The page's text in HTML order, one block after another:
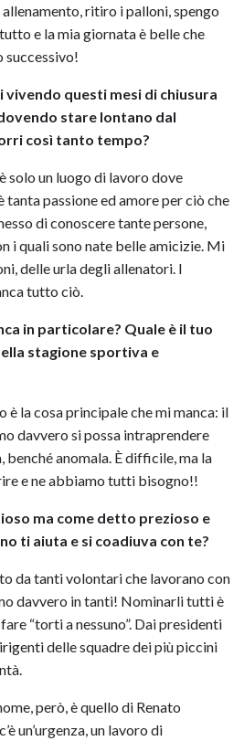
ritiro i palloni, spengo
e la mia giornata è belle che
successivo!
vivendo questi mesi di chiusura
stare lontano dal
così tanto tempo?
solo un luogo di lavoro dove
tanta passione ed amore per ciò che
di conoscere tante persone,
i quali sono nate belle amicizie. Mi
delle urla degli allenatori. I
tutto ciò.
in particolare? Quale è il tuo
stagione sportiva e
è la cosa principale che mi manca: il
davvero si possa intraprendere
anomala. È difficile, ma la
e ne abbiamo tutti bisogno!!
ma come detto prezioso e
ti aiuta e si coadiuva con te?
da tanti volontari che lavorano con
davvero in tanti! Nominarli tutti è
“torti a nessuno”. Dai presidenti
delle squadre dei più piccini
però, è quello di Renato
un’urgenza, un lavoro di